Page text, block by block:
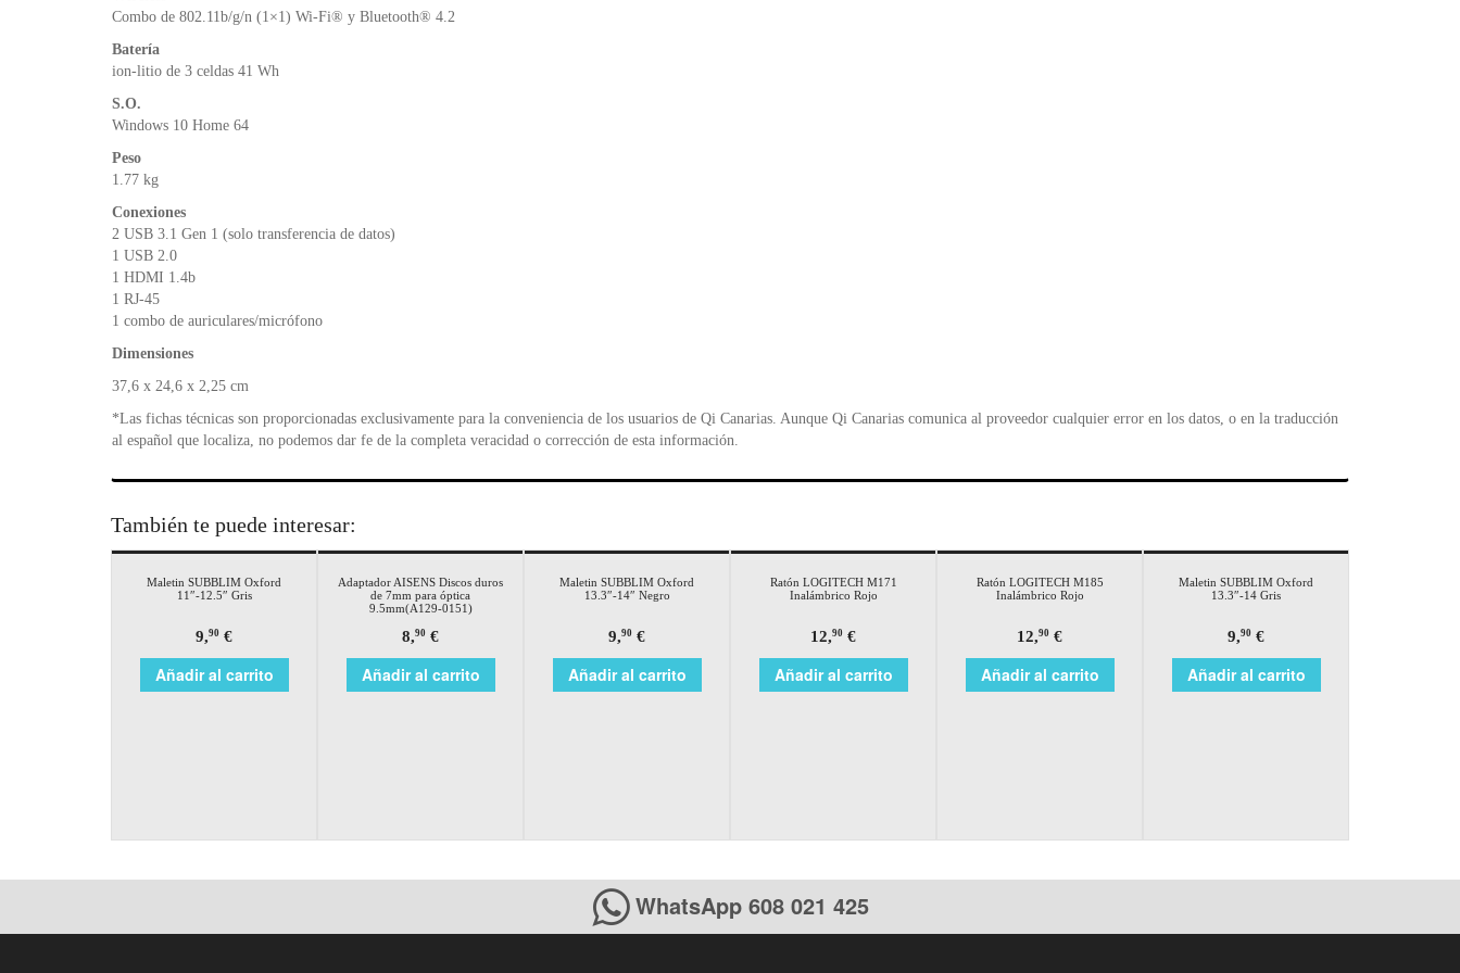
Combo de 802.11b/g/n (1×1) Wi-Fi® y Bluetooth® 4.2
Batería
ion-litio de 3 celdas 41 Wh
S.O.
Windows 10 Home 64
Peso
1.77 kg
Conexiones
2 USB 3.1 Gen 1 (solo transferencia de datos)
1 USB 2.0
1 HDMI 1.4b
1 RJ-45
1 combo de auriculares/micrófono
Dimensiones
37,6 x 24,6 x 2,25 cm
*Las fichas técnicas son proporcionadas exclusivamente para la conveniencia de los usuarios de Qi Canarias. Aunque Qi Canarias comunica al proveedor cualquier error en los datos, o en la traducción
al español que localiza, no podemos dar fe de la completa veracidad o corrección de esta información.
También te puede interesar:
Maletin SUBBLIM Oxford
11″-12.5″ Gris
9,90 €
Añadir al carrito
Adaptador AISENS Discos duros
de 7mm para óptica
9.5mm(A129-0151)
8,90 €
Añadir al carrito
Maletin SUBBLIM Oxford
13.3″-14″ Negro
9,90 €
Añadir al carrito
Ratón LOGITECH M171
Inalámbrico Rojo
12,90 €
Añadir al carrito
Ratón LOGITECH M185
Inalámbrico Rojo
12,90 €
Añadir al carrito
Maletin SUBBLIM Oxford
13.3″-14 Gris
9,90 €
Añadir al carrito
WhatsApp 608 021 425